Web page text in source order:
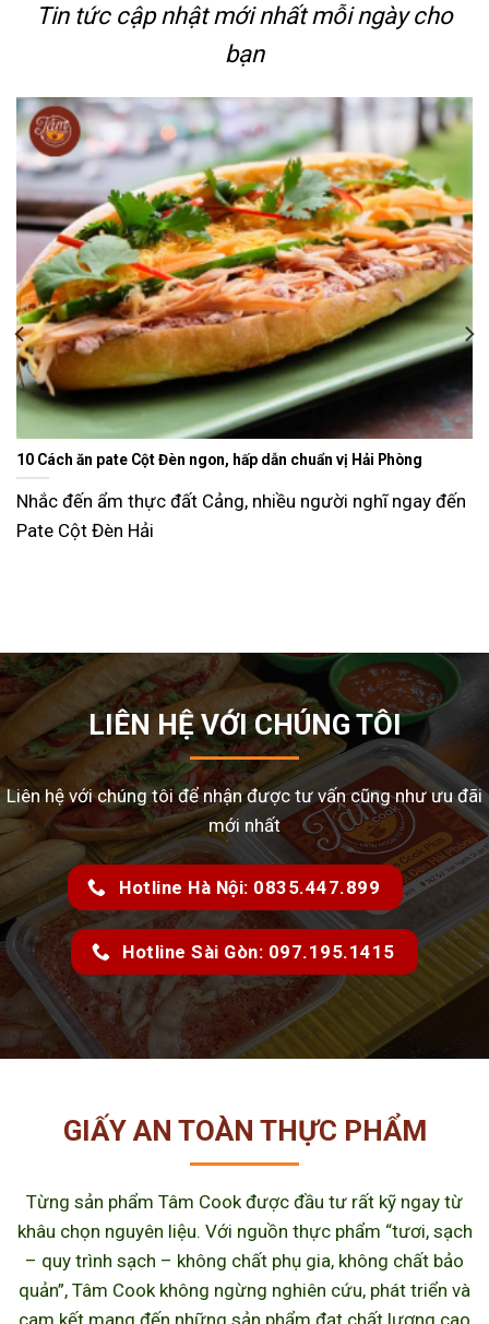
Tin tức cập nhật mới nhấtmỗi ngày cho
bạn
đến
Ăn gì ngày Tết sao cho đỡ ngán và lạ miệng? Gợi ý 15
Tết Nguyên Đán là dịp sum vầy, nhưng cũng là
LIÊN HỆ VỚI CHÚNG TÔI
Liên hệ với chúng tôi để nhận được tư vấn cũng như ưu đãi
mới nhất
Hotline Hà Nội: 0835.447.899
Hotline Sài Gòn: 097.195.1415
GIẤY AN TOÀN THỰC PHẨM
Từng sản phẩm Tâm Cook được đầu tư rất kỹ ngay từ
khâu chọn nguyên liệu. Với nguồn thực phẩm “tươi, sạch
– quy trình sạch – không chất phụ gia, không chất bảo
quản”, Tâm Cook không ngừng nghiên cứu, phát triển và